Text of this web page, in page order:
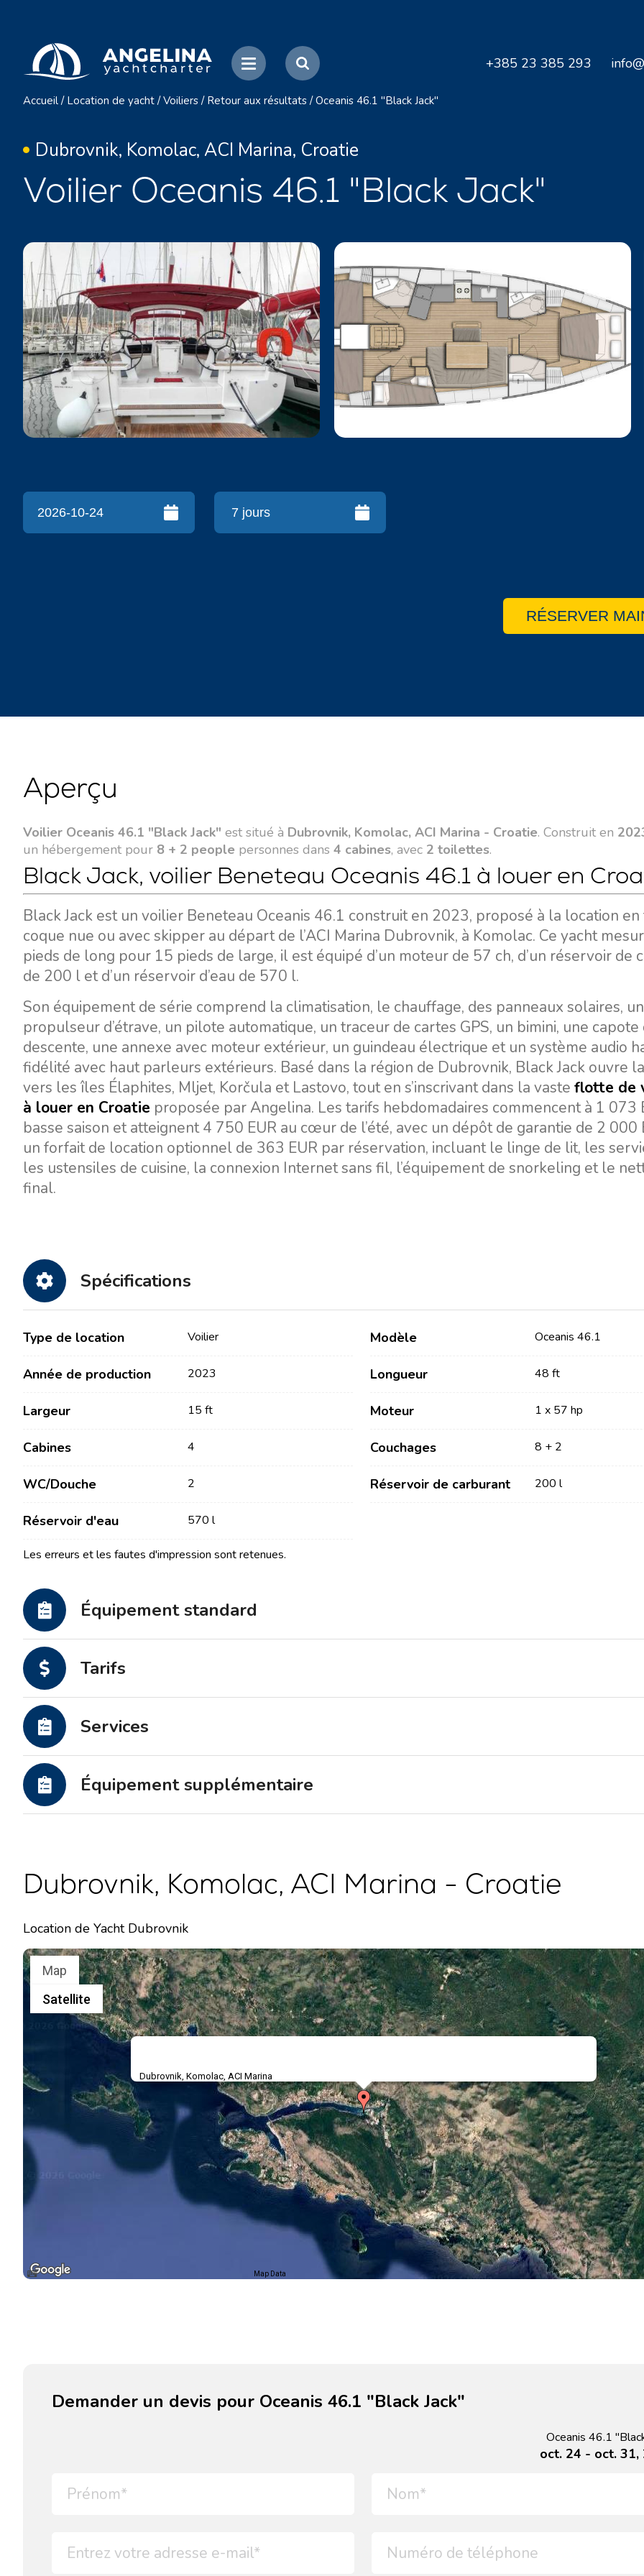
+385 23 385 293
Accueil / Location de yacht / Voiliers / Retour aux résultats / Oceanis 46.1 "Black Jack"
Dubrovnik, Komolac, ACI Marina, Croatie
Voilier Oceanis 46.1 "Black Jack"
RÉSERVER
Aperçu
Voilier Oceanis 46.1 "Black Jack" est situé à Dubrovnik, Komolac, ACI Marina - Croatie. Construit en
un hébergement pour 8 + 2 people personnes dans 4 cabines, avec 2 toilettes.
Black Jack, voilier Beneteau Oceanis 46.1 à louer en
Black Jack est un voilier Beneteau Oceanis 46.1 construit en 2023, proposé à la location
coque nue ou avec skipper au départ de l’ACI Marina Dubrovnik, à Komolac. Ce yacht
pieds de long pour 15 pieds de large, il est équipé d’un moteur de 57 ch, d’un réservoir de
de 200 l et d’un réservoir d’eau de 570 l.
Son équipement de série comprend la climatisation, le chauffage, des panneaux solaires, un
propulseur d’étrave, un pilote automatique, un traceur de cartes GPS, un bimini, une capote
descente, une annexe avec moteur extérieur, un guindeau électrique et un système audio
fidélité avec haut parleurs extérieurs. Basé dans la région de Dubrovnik, Black Jack ouvre
vers les îles Élaphites, Mljet, Korčula et Lastovo, tout en s’inscrivant dans la vaste flotte de
à louer en Croatie proposée par Angelina. Les tarifs hebdomadaires commencent à 1 073
basse saison et atteignent 4 750 EUR au cœur de l’été, avec un dépôt de garantie de 2 000
un forfait de location optionnel de 363 EUR par réservation, incluant le linge de lit, les
les ustensiles de cuisine, la connexion Internet sans fil, l’équipement de snorkeling et le
final.
Spécifications
Type de location Voilier Modèle Oceanis 46.1
Année de production 2023 Longueur 48 ft
Largeur 15 ft Moteur 1 x 57 hp
Cabines 4 Couchages 8 + 2
WC/Douche 2 Réservoir de carburant 200 l
Réservoir d'eau 570 l
Les erreurs et les fautes d'impression sont retenues.
Équipement standard
Tarifs
Services
Équipement supplémentaire
Dubrovnik, Komolac, ACI Marina - Croatie
Location de Yacht Dubrovnik
Dubrovnik, Komolac, ACI Marina
Map
Satellite
Map Data
Demander un devis pour Oceanis 46.1 "Black Jack"
Oceanis 46.1
oct. 24 - oct. 31,
Contact
Actualités / Blog
Partenaires
FAQ
Notre flotte
Voiliers
Catamarans à moteur
Services
Locations sans Equipage
Destinations
Région de navigation de
Trogir
Région de navigation de